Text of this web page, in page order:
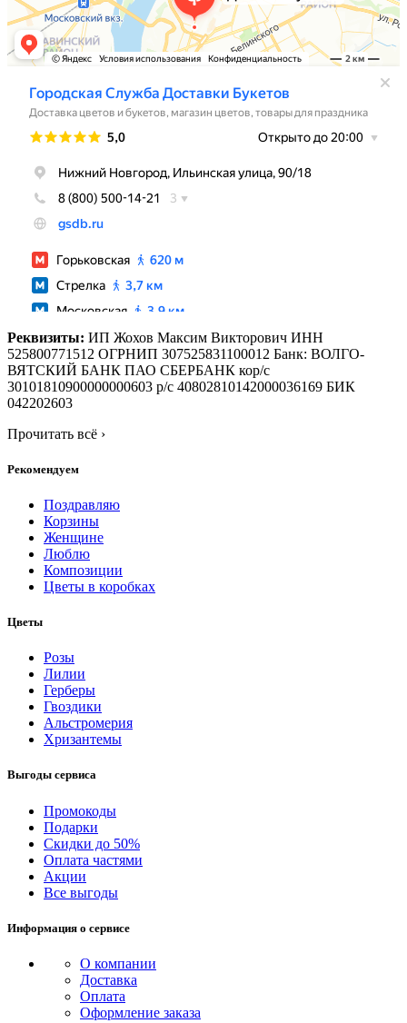
Реквизиты: ИП Жохов Максим Викторович ИНН
525800771512 ОГРНИП 307525831100012 Банк: ВОЛГО-
ВЯТСКИЙ БАНК ПАО СБЕРБАНК кор/с
30101810900000000603 р/с 40802810142000036169 БИК
042202603
Прочитать всё ›
Рекомендуем
Поздравляю
Корзины
Женщине
Люблю
Композиции
Цветы в коробках
Цветы
Розы
Лилии
Герберы
Гвоздики
Альстромерия
Хризантемы
Выгоды сервиса
Промокоды
Подарки
Скидки до 50%
Оплата частями
Акции
Все выгоды
Информация о сервисе
О компании
Доставка
Оплата
Оформление заказа